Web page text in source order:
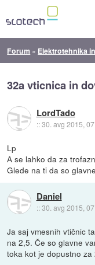
Forum » Elektrotehnika
32a vticnica in
LordTado
::30. avg 2015,
Lp
A se lahko da za
Glede na ti da so
Daniel
::30. avg 2015,
Ja saj vmesnih vtičnic
na 2,5. Če so glavne
toka kot je dopustno